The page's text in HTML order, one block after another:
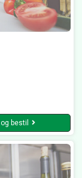
bestil